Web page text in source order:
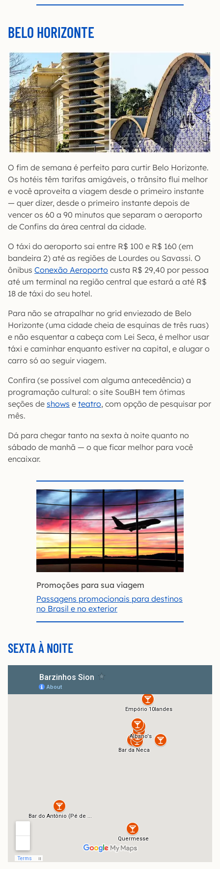
BELO HORIZONTE
O fim de semana é perfeito para curtir Belo Horizonte.
Os hotéis têm tarifas amigáveis, o trânsito flui melhor
e você aproveita a viagem desde o primeiro instante
— quer dizer, desde o primeiro instante depois de
vencer os 60 a 90 minutos que separam o aeroporto
de Confins da área central da cidade.
O táxi do aeroporto sai entre R$ 100 e R$ 160 (em
bandeira 2) até as regiões de Lourdes ou Savassi. O
ônibus Conexão Aeroporto custa R$ 29,40 por pessoa
até um terminal na região central que estará a até R$
18 de táxi do seu hotel.
Para não se atrapalhar no grid enviezado de Belo
Horizonte (uma cidade cheia de esquinas de três ruas)
e não esquentar a cabeça com Lei Seca, é melhor usar
táxi e caminhar enquanto estiver na capital, e alugar o
carro só ao seguir viagem.
Confira (se possível com alguma antecedência) a
programação cultural: o site SouBH tem ótimas
seções de shows e teatro, com opção de pesquisar por
mês.
Dá para chegar tanto na sexta à noite quanto no
sábado de manhã — o que ficar melhor para você
encaixar.
Promoções para sua viagem
Passagens promocionais para destinos
no Brasil e no exterior
SEXTA À NOITE